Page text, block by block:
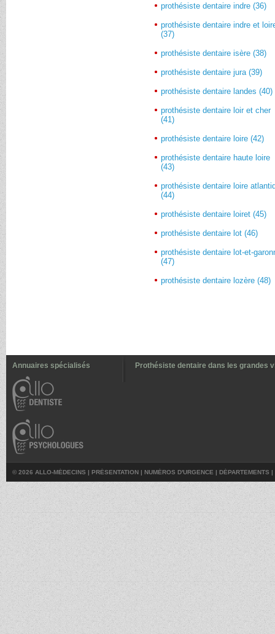
prothésiste dentaire indre (36)
prothésiste dentaire indre et
(37)
prothésiste dentaire isère (38)
prothésiste dentaire jura (39)
prothésiste dentaire landes (40)
prothésiste dentaire loir et cher
(41)
prothésiste dentaire loire (42)
prothésiste dentaire haute loire
(43)
prothésiste dentaire loire
(44)
prothésiste dentaire loiret (45)
prothésiste dentaire lot (46)
prothésiste dentaire lot-et-
(47)
prothésiste dentaire lozère (48)
Annuaires spécialisés Prothésiste dentaire dans les grandes
© 2026 ALLO-MÉDECINS | PRÉSENTATION | NUMÉROS D'URGENCE | DÉPARTEMENTS |